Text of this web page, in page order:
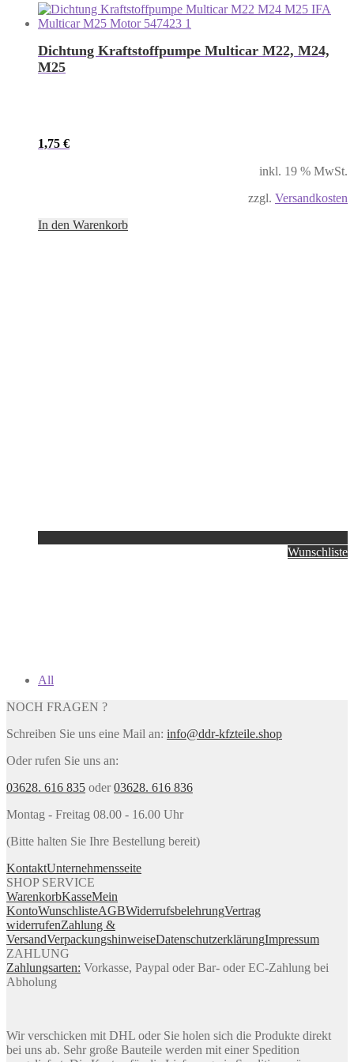
Dichtung Kraftstoffpumpe Multicar M22, M24,
M25
1,75 €
inkl. 19 % MwSt.
zzgl. Versandkosten
In den Warenkorb
Wunschliste
All
NOCH FRAGEN ?
Schreiben Sie uns eine Mail an: info@ddr-kfzteile.shop
Oder rufen Sie uns an:
03628. 616 835 oder03628. 616 836
Montag - Freitag 08.00 - 16.00 Uhr
(Bitte halten Sie Ihre Bestellung bereit)
KontaktUnternehmensseite
SHOP SERVICE
WarenkorbKasseMein
KontoWunschlisteAGBWiderrufsbelehrungVertrag
widerrufenZahlung &
VersandVerpackungshinweiseDatenschutzerklärungImpressum
ZAHLUNG
Zahlungsarten: Vorkasse, Paypal oder Bar- oder EC-Zahlung bei
Abholung
Wir verschicken mit DHL oder Sie holen sich die Produkte direkt
bei uns ab. Sehr große Bauteile werden mit einer Spedition